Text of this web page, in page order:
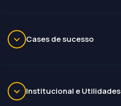
Cases de sucesso
Institucional e Utilidades